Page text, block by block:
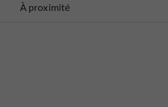
À proximité